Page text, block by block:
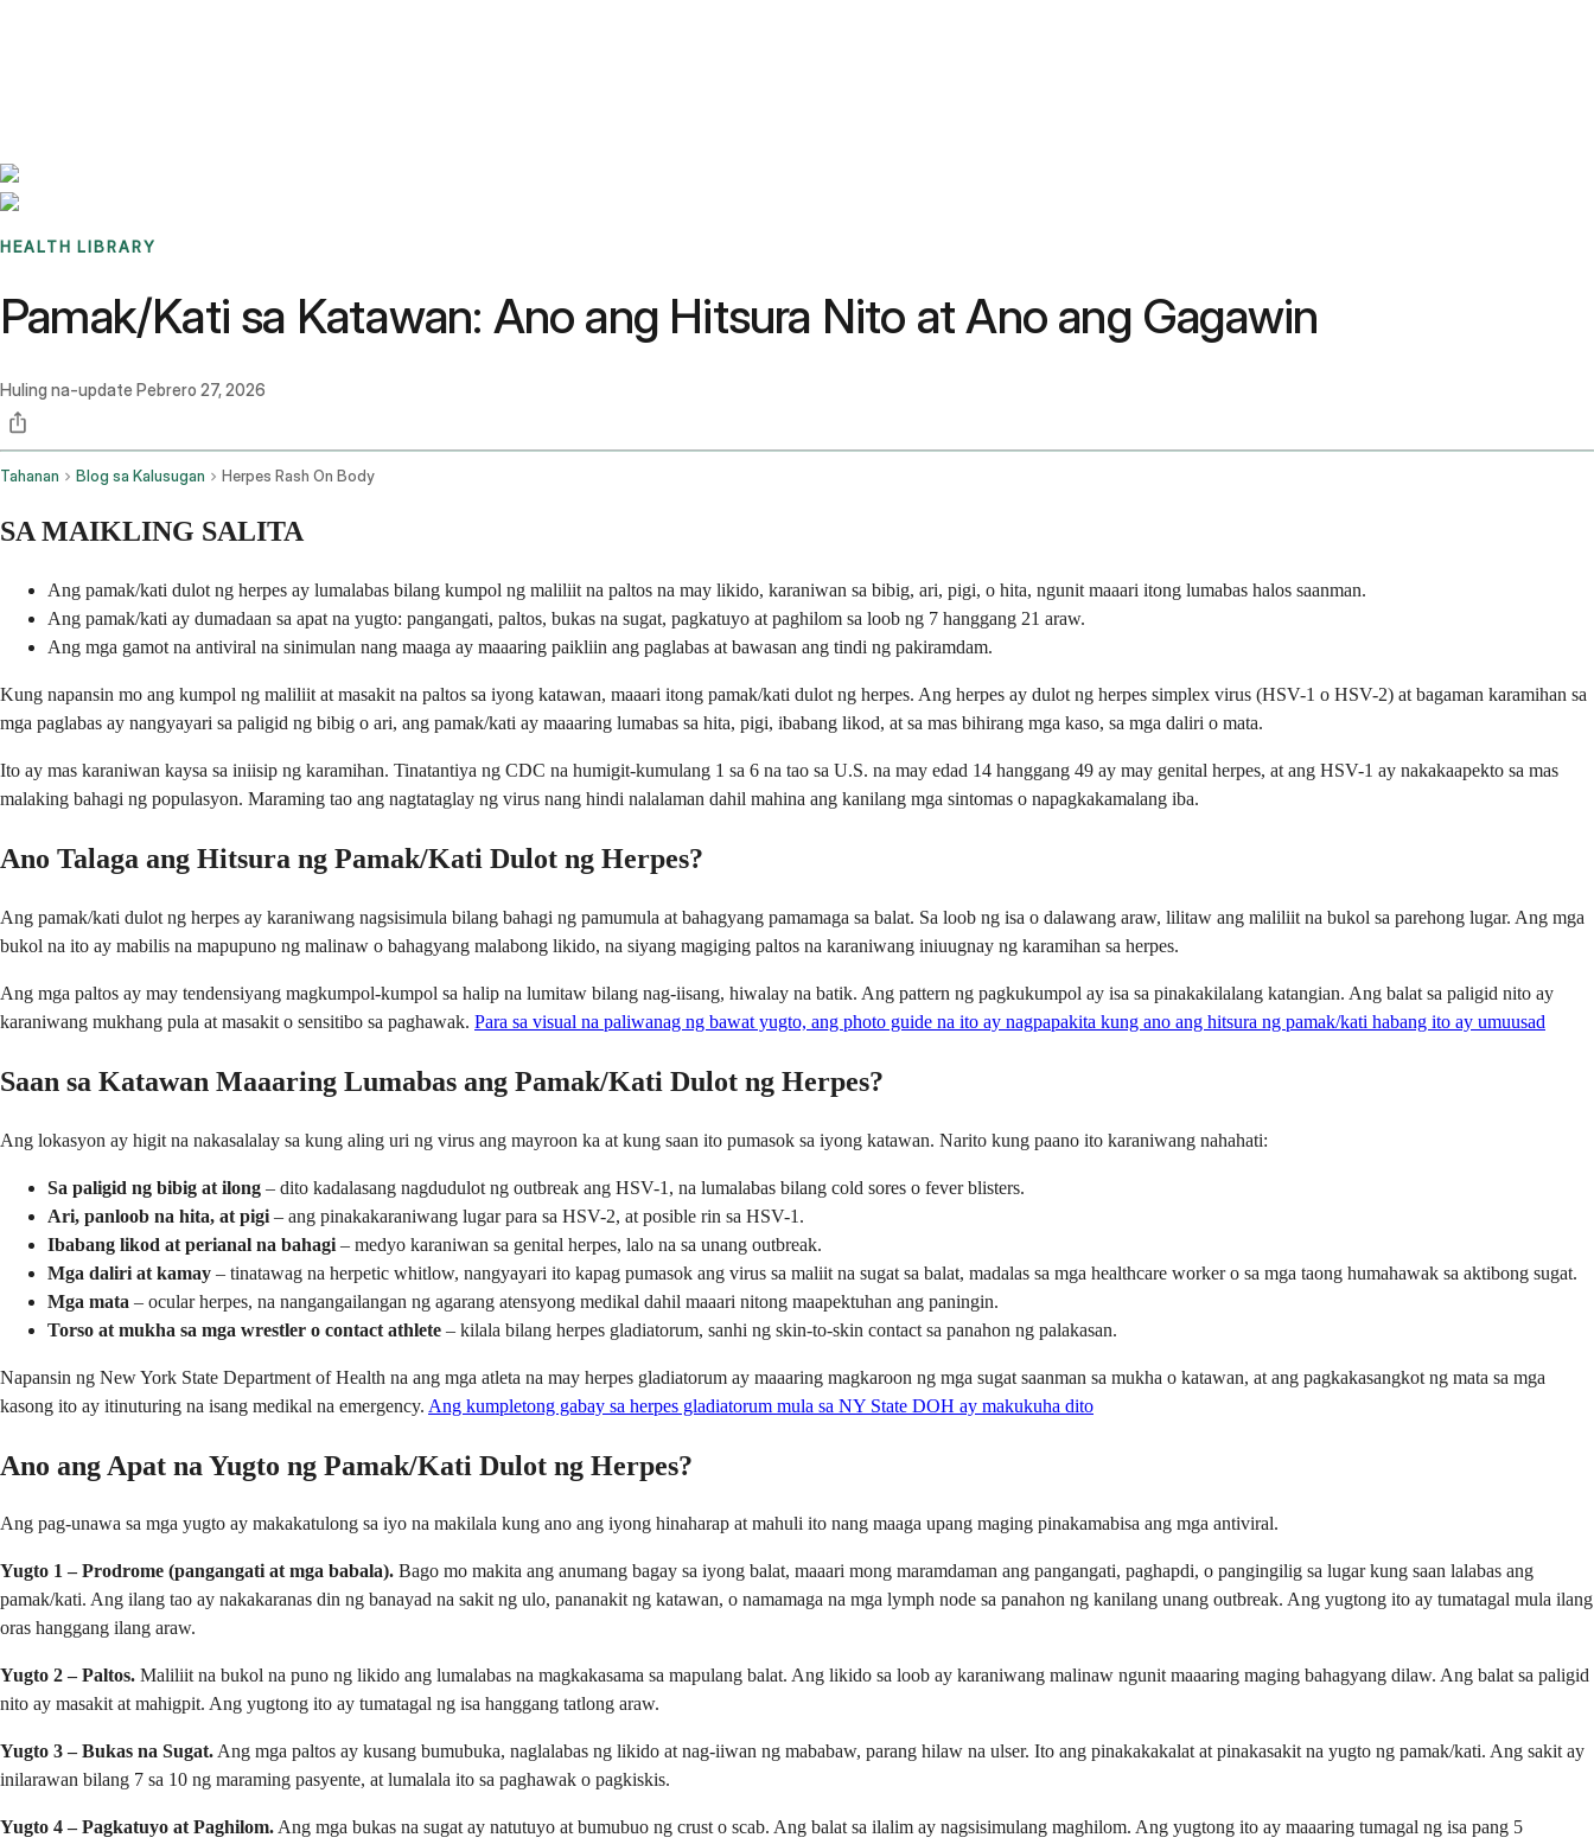
HEALTH LIBRARY
Pamak/Kati sa Katawan: Ano ang Hitsura Nito at Ano ang Gagawin
Huling na-update Pebrero 27, 2026
Tahanan Blog sa Kalusugan Herpes Rash On Body
SA MAIKLING SALITA
Ang pamak/kati dulot ng herpes ay lumalabas bilang kumpol ng maliliit na paltos na may likido, karaniwan sa bibig, ari, pigi, o hita, ngunit maaari itong lumabas halos saanman.
Ang pamak/kati ay dumadaan sa apat na yugto: pangangati, paltos, bukas na sugat, pagkatuyo at paghilom sa loob ng 7 hanggang 21 araw.
Ang mga gamot na antiviral na sinimulan nang maaga ay maaaring paikliin ang paglabas at bawasan ang tindi ng pakiramdam.
Kung napansin mo ang kumpol ng maliliit at masakit na paltos sa iyong katawan, maaari itong pamak/kati dulot ng herpes. Ang herpes ay dulot ng herpes simplex virus (HSV-1 o HSV-2) at bagaman karamihan sa
mga paglabas ay nangyayari sa paligid ng bibig o ari, ang pamak/kati ay maaaring lumabas sa hita, pigi, ibabang likod, at sa mas bihirang mga kaso, sa mga daliri o mata.
Ito ay mas karaniwan kaysa sa iniisip ng karamihan. Tinatantiya ng CDC na humigit-kumulang 1 sa 6 na tao sa U.S. na may edad 14 hanggang 49 ay may genital herpes, at ang HSV-1 ay nakakaapekto sa mas
malaking bahagi ng populasyon. Maraming tao ang nagtataglay ng virus nang hindi nalalaman dahil mahina ang kanilang mga sintomas o napagkakamalang iba.
Ano Talaga ang Hitsura ng Pamak/Kati Dulot ng Herpes?
Ang pamak/kati dulot ng herpes ay karaniwang nagsisimula bilang bahagi ng pamumula at bahagyang pamamaga sa balat. Sa loob ng isa o dalawang araw, lilitaw ang maliliit na bukol sa parehong lugar. Ang mga
bukol na ito ay mabilis na mapupuno ng malinaw o bahagyang malabong likido, na siyang magiging paltos na karaniwang iniuugnay ng karamihan sa herpes.
Ang mga paltos ay may tendensiyang magkumpol-kumpol sa halip na lumitaw bilang nag-iisang, hiwalay na batik. Ang pattern ng pagkukumpol ay isa sa pinakakilalang katangian. Ang balat sa paligid nito ay
karaniwang mukhang pula at masakit o sensitibo sa paghawak. Para sa visual na paliwanag ng bawat yugto, ang photo guide na ito ay nagpapakita kung ano ang hitsura ng pamak/kati habang ito ay umuusad
Saan sa Katawan Maaaring Lumabas ang Pamak/Kati Dulot ng Herpes?
Ang lokasyon ay higit na nakasalalay sa kung aling uri ng virus ang mayroon ka at kung saan ito pumasok sa iyong katawan. Narito kung paano ito karaniwang nahahati:
Sa paligid ng bibig at ilong – dito kadalasang nagdudulot ng outbreak ang HSV-1, na lumalabas bilang cold sores o fever blisters.
Ari, panloob na hita, at pigi – ang pinakakaraniwang lugar para sa HSV-2, at posible rin sa HSV-1.
Ibabang likod at perianal na bahagi – medyo karaniwan sa genital herpes, lalo na sa unang outbreak.
Mga daliri at kamay – tinatawag na herpetic whitlow, nangyayari ito kapag pumasok ang virus sa maliit na sugat sa balat, madalas sa mga healthcare worker o sa mga taong humahawak sa aktibong sugat.
Mga mata – ocular herpes, na nangangailangan ng agarang atensyong medikal dahil maaari nitong maapektuhan ang paningin.
Torso at mukha sa mga wrestler o contact athlete – kilala bilang herpes gladiatorum, sanhi ng skin-to-skin contact sa panahon ng palakasan.
Napansin ng New York State Department of Health na ang mga atleta na may herpes gladiatorum ay maaaring magkaroon ng mga sugat saanman sa mukha o katawan, at ang pagkakasangkot ng mata sa mga
kasong ito ay itinuturing na isang medikal na emergency. Ang kumpletong gabay sa herpes gladiatorum mula sa NY State DOH ay makukuha dito
Ano ang Apat na Yugto ng Pamak/Kati Dulot ng Herpes?
Ang pag-unawa sa mga yugto ay makakatulong sa iyo na makilala kung ano ang iyong hinaharap at mahuli ito nang maaga upang maging pinakamabisa ang mga antiviral.
Yugto 1 – Prodrome (pangangati at mga babala). Bago mo makita ang anumang bagay sa iyong balat, maaari mong maramdaman ang pangangati, paghapdi, o pangingilig sa lugar kung saan lalabas ang
pamak/kati. Ang ilang tao ay nakakaranas din ng banayad na sakit ng ulo, pananakit ng katawan, o namamaga na mga lymph node sa panahon ng kanilang unang outbreak. Ang yugtong ito ay tumatagal mula ilang
oras hanggang ilang araw.
Yugto 2 – Paltos. Maliliit na bukol na puno ng likido ang lumalabas na magkakasama sa mapulang balat. Ang likido sa loob ay karaniwang malinaw ngunit maaaring maging bahagyang dilaw. Ang balat sa paligid
nito ay masakit at mahigpit. Ang yugtong ito ay tumatagal ng isa hanggang tatlong araw.
Yugto 3 – Bukas na Sugat.Ang mga paltos ay kusang bumubuka, naglalabas ng likido at nag-iiwan ng mababaw, parang hilaw na ulser. Ito ang pinakakakalat at pinakasakit na yugto ng pamak/kati. Ang sakit ay
inilarawan bilang 7 sa 10 ng maraming pasyente, at lumalala ito sa paghawak o pagkiskis.
Yugto 4 – Pagkatuyo at Paghilom.Ang mga bukas na sugat ay natutuyo at bumubuo ng crust o scab. Ang balat sa ilalim ay nagsisimulang maghilom. Ang yugtong ito ay maaaring tumagal ng isa pang 5